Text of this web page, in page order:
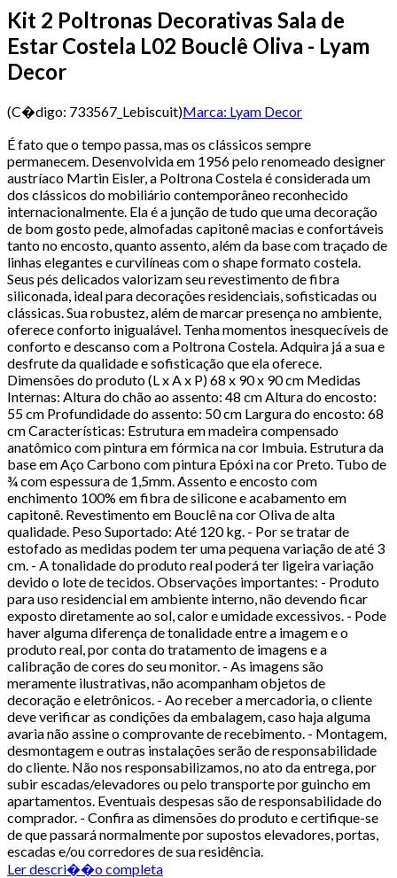
Kit 2 Poltronas Decorativas Sala de
Estar Costela L02 Bouclê Oliva - Lyam
Decor
(C�digo: 733567_Lebiscuit)Marca: Lyam Decor
É fato que o tempo passa, mas os clássicos sempre
permanecem. Desenvolvida em 1956 pelo renomeado designer
austríaco Martin Eisler, a Poltrona Costela é considerada um
dos clássicos do mobiliário contemporâneo reconhecido
internacionalmente. Ela é a junção de tudo que uma decoração
de bom gosto pede, almofadas capitonê macias e confortáveis
tanto no encosto, quanto assento, além da base com traçado de
linhas elegantes e curvilíneas com o shape formato costela.
Seus pés delicados valorizam seu revestimento de fibra
siliconada, ideal para decorações residenciais, sofisticadas ou
clássicas. Sua robustez, além de marcar presença no ambiente,
oferece conforto inigualável. Tenha momentos inesquecíveis de
conforto e descanso com a Poltrona Costela. Adquira já a sua e
desfrute da qualidade e sofisticação que ela oferece.
Dimensões do produto (L x A x P) 68 x 90 x 90 cm Medidas
Internas: Altura do chão ao assento: 48 cm Altura do encosto:
55 cm Profundidade do assento: 50 cm Largura do encosto: 68
cm Características: Estrutura em madeira compensado
anatômico com pintura em fórmica na cor Imbuia. Estrutura da
base em Aço Carbono com pintura Epóxi na cor Preto. Tubo de
¾ com espessura de 1,5mm. Assento e encosto com
enchimento 100% em fibra de silicone e acabamento em
capitonê. Revestimento em Bouclê na cor Oliva de alta
qualidade. Peso Suportado: Até 120 kg. - Por se tratar de
estofado as medidas podem ter uma pequena variação de até 3
cm. - A tonalidade do produto real poderá ter ligeira variação
devido o lote de tecidos. Observações importantes: - Produto
para uso residencial em ambiente interno, não devendo ficar
exposto diretamente ao sol, calor e umidade excessivos. - Pode
haver alguma diferença de tonalidade entre a imagem e o
produto real, por conta do tratamento de imagens e a
calibração de cores do seu monitor. - As imagens são
meramente ilustrativas, não acompanham objetos de
decoração e eletrônicos. - Ao receber a mercadoria, o cliente
deve verificar as condições da embalagem, caso haja alguma
avaria não assine o comprovante de recebimento. - Montagem,
desmontagem e outras instalações serão de responsabilidade
do cliente. Não nos responsabilizamos, no ato da entrega, por
subir escadas/elevadores ou pelo transporte por guincho em
apartamentos. Eventuais despesas são de responsabilidade do
comprador. - Confira as dimensões do produto e certifique-se
de que passará normalmente por supostos elevadores, portas,
escadas e/ou corredores de sua residência.
Ler descri��o completa